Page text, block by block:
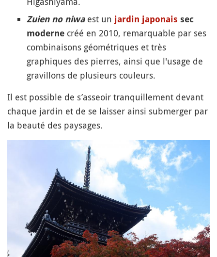
Zuien no niwaest un jardin japonais sec
moderne créé en 2010, remarquable par ses
combinaisons géométriques et très
graphiques des pierres, ainsi que l'usage de
gravillons de plusieurs couleurs.
Il est possible de s’asseoir tranquillement devant
chaque jardin et de se laisser ainsi submerger par
la beauté des paysages.